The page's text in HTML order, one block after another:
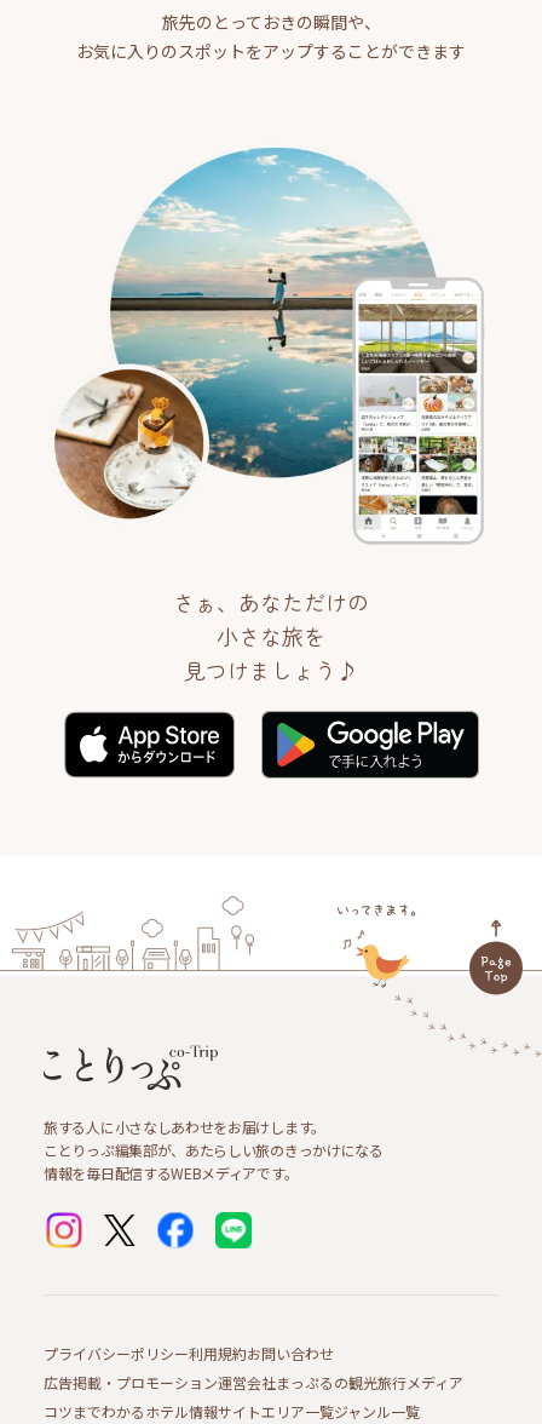
旅先のとっておきの瞬間や、
お気に入りのスポットをアップすることができます
さぁ、あなただけの
小さな旅を
見つけましょう♪
旅する人に小さなしあわせをお届けします。
ことりっぷ編集部が、あたらしい旅のきっかけになる
情報を毎日配信するWEBメディアです。
プライバシーポリシー利用規約お問い合わせ
広告掲載・プロモーション運営会社まっぷるの観光旅行メディア
コツまでわかるホテル情報サイトエリア一覧ジャンル一覧